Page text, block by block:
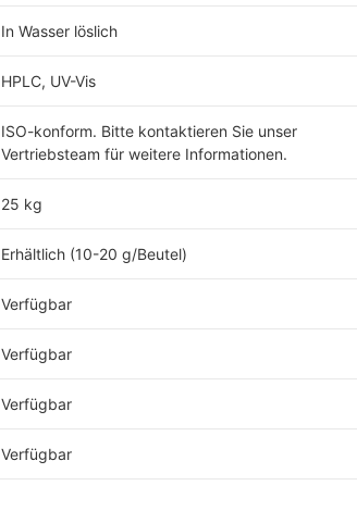
In Wasser löslich
HPLC, UV-Vis
ISO-konform. Bitte kontaktieren Sie unser
Vertriebsteam für weitere Informationen.
25 kg
Erhältlich (10-20 g/Beutel)
Verfügbar
Verfügbar
Verfügbar
Verfügbar